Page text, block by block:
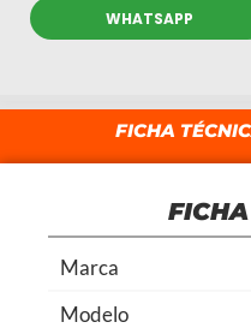
WHATSAPP
FICHA
Marca
Modelo